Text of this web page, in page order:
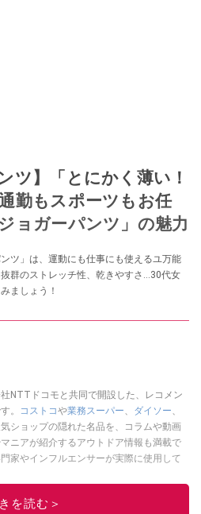
ツ】「とにかく薄い！
勤もスポーツもお任
ョガーパンツ」の魅力
ツ」は、運動にも仕事にも使えるユ万能
群のストレッチ性、乾きやすさ…30代女
ましょう！
NTTドコモと共同で開設した、レコメン
。
コストコや業務スーパー、 ダイソー、
ショップの隠れた名品を、コラムや動画
ニアが紹介するアウトドア情報も満載で
家やインフルエンサーが実際に使用して
を読む＞